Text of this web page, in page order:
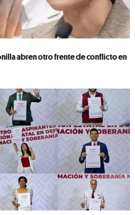
abren otro frente de conflicto en